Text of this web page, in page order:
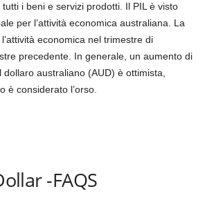
i beni e servizi prodotti. Il PIL è visto
per l’attività economica australiana. La
economica nel trimestre di
precedente. In generale, un aumento di
australiano (AUD) è ottimista,
è considerato l’orso.
-FAQS